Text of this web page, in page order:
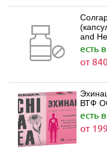
and
есть
от
есть
от